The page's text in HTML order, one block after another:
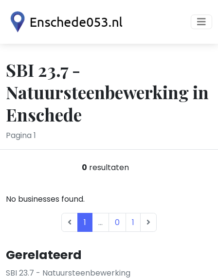
SBI 23.7 -
Natuursteenbewerking in
Enschede
Pagina 1
Gerelateerd
SBI 23.7 - Natuursteenbewerking
0 resultaten
No businesses found.
1 ... 0 1